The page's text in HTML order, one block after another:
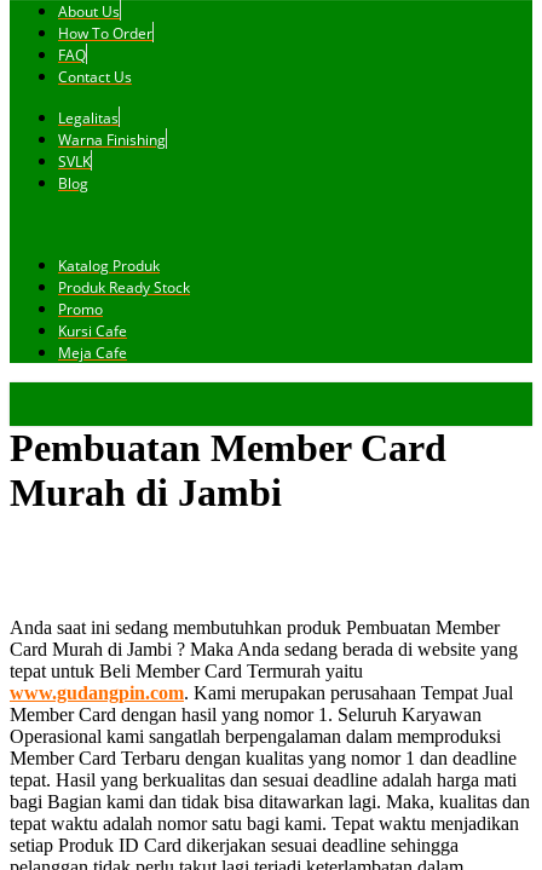
About Us
How To Order
FAQ
Contact Us
Legalitas
Warna Finishing
SVLK
Blog
Katalog Produk
Produk Ready Stock
Promo
Kursi Cafe
Meja Cafe
Pembuatan Member Card
Murah di Jambi
Anda saat ini sedang membutuhkan produk Pembuatan Member
Card Murah di Jambi ? Maka Anda sedang berada di website yang
tepat untuk Beli Member Card Termurah yaitu
www.gudangpin.com. Kami merupakan perusahaan Tempat Jual
Member Card dengan hasil yang nomor 1. Seluruh Karyawan
Operasional kami sangatlah berpengalaman dalam memproduksi
Member Card Terbaru dengan kualitas yang nomor 1 dan deadline
tepat. Hasil yang berkualitas dan sesuai deadline adalah harga mati
bagi Bagian kami dan tidak bisa ditawarkan lagi. Maka, kualitas dan
tepat waktu adalah nomor satu bagi kami. Tepat waktu menjadikan
setiap Produk ID Card dikerjakan sesuai deadline sehingga